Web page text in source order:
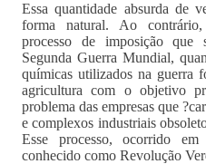
Essa quantidade absurda de
forma natural. Ao
processo de imposição
Segunda Guerra Mundial,
químicas utilizados na guerra
agricultura com o objetivo
problema das empresas que
e complexos industriais
Esse processo, ocorrido
conhecido como Revolução